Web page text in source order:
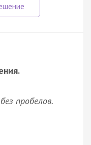
пробелов.